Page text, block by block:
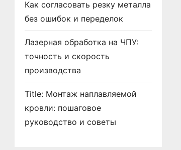
Как согласовать резку металла
без ошибок и переделок
Лазерная обработка на ЧПУ:
точность и скорость
производства
Title: Монтаж наплавляемой
кровли: пошаговое
руководство и советы